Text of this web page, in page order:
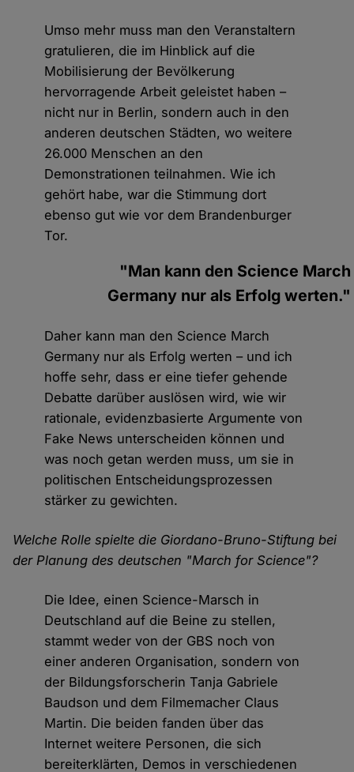
Umso mehr muss man den Veranstaltern
gratulieren, die im Hinblick auf die
Mobilisierung der Bevölkerung
hervorragende Arbeit geleistet haben –
nicht nur in Berlin, sondern auch in den
anderen deutschen Städten, wo weitere
26.000 Menschen an den
Demonstrationen teilnahmen. Wie ich
gehört habe, war die Stimmung dort
ebenso gut wie vor dem Brandenburger
Tor.
"Man kann den Science March
Germany nur als Erfolg werten."
Daher kann man den Science March
Germany nur als Erfolg werten – und ich
hoffe sehr, dass er eine tiefer gehende
Debatte darüber auslösen wird, wie wir
rationale, evidenzbasierte Argumente von
Fake News unterscheiden können und
was noch getan werden muss, um sie in
politischen Entscheidungsprozessen
stärker zu gewichten.
Welche Rolle spielte die Giordano-Bruno-Stiftung bei
der Planung des deutschen "March for Science"?
Die Idee, einen Science-Marsch in
Deutschland auf die Beine zu stellen,
stammt weder von der GBS noch von
einer anderen Organisation, sondern von
der Bildungsforscherin Tanja Gabriele
Baudson und dem Filmemacher Claus
Martin. Die beiden fanden über das
Internet weitere Personen, die sich
bereiterklärten, Demos in verschiedenen